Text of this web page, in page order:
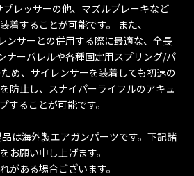
レッサーの他、マズルブレーキなど
着することが可能です。 また、
ンサーとの併用する際に最適な、全長
ナーバレルや各種固定用スプリング/パ
め、サイレンサーを装着しても初速の
防止し、スナイパーライフルのアキュ
することが可能です。
品は海外製エアガンパーツです。下記諸
お願い申し上げます。
ある場合ございます。